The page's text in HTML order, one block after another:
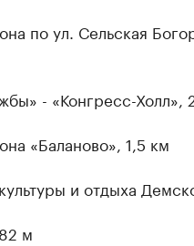
по ул. Сельская
- «Конгресс-Холл»,
«Баланово», 1,5 км
и отдыха
м